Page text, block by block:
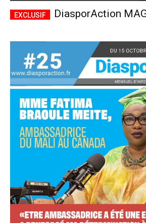
Accès complet
$22 / anplaceholder text
Tous les articles
Annonces
ANNUEL
DiasporAction